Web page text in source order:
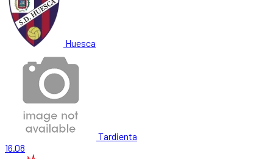
Huesca
Tardienta
16.08